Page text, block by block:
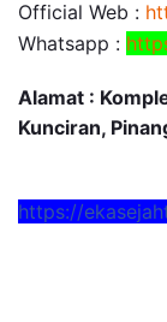
Official Web :
Whatsapp :
Alamat :
Kunciran,
https://